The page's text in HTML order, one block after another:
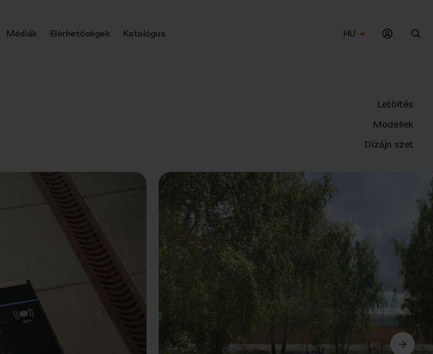
Médiák Elérhetőségek Katalógus
HU
Letöltés
Modellek
Dizájn szet